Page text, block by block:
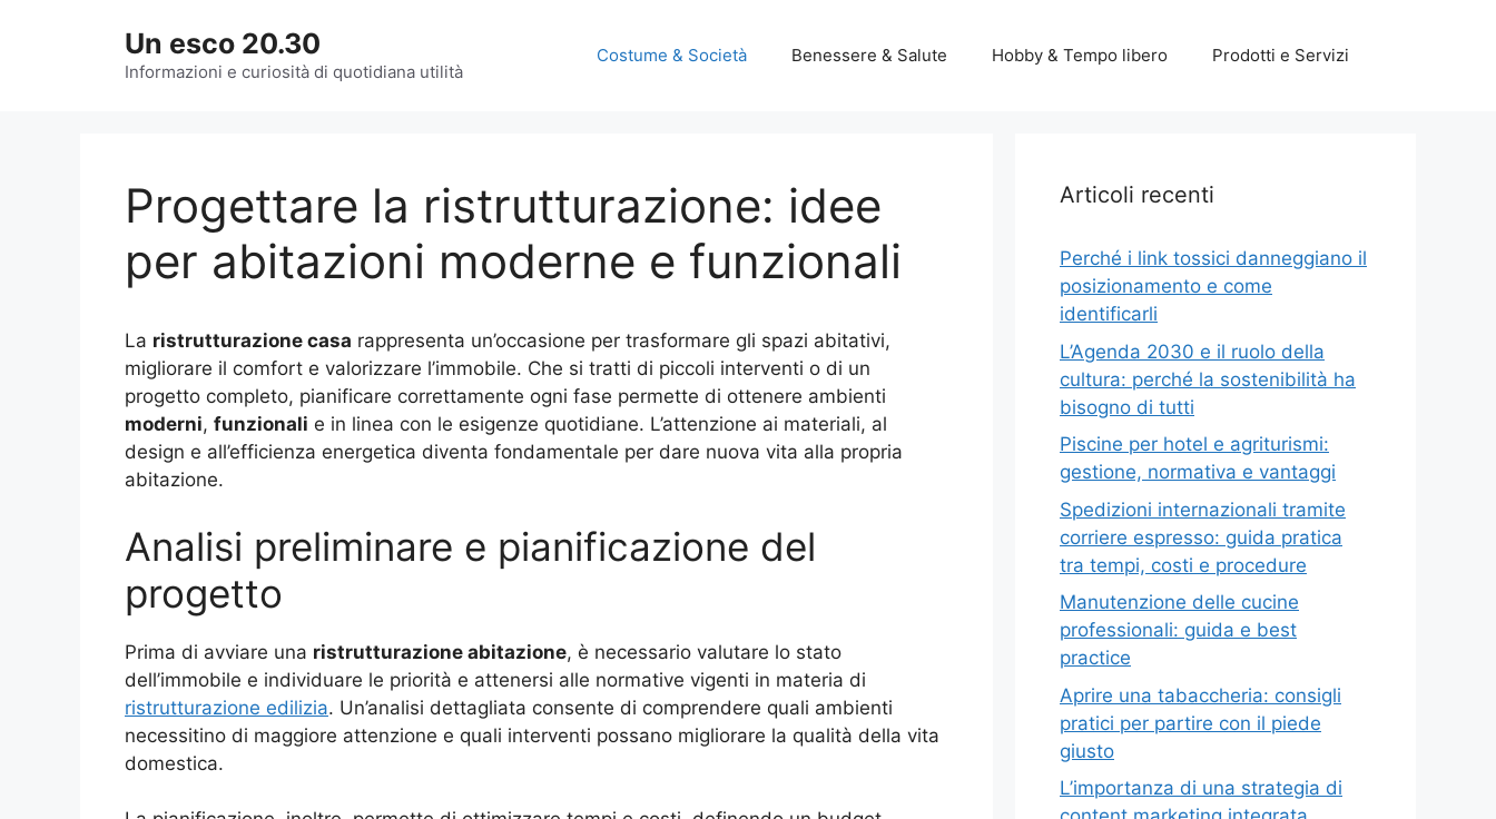
Un esco 20.30
Informazioni e curiosità di quotidiana utilità
Costume & Società Benessere & Salute Hobby & Tempo libero Prodotti e Servizi
Progettare la ristrutturazione: idee
per abitazioni moderne e funzionali
La ristrutturazione casa rappresenta un’occasione per trasformare gli spazi abitativi,
migliorare il comfort e valorizzare l’immobile. Che si tratti di piccoli interventi o di un
progetto completo, pianificare correttamente ogni fase permette di ottenere ambienti
moderni, funzionali e in linea con le esigenze quotidiane. L’attenzione ai materiali, al
design e all’efficienza energetica diventa fondamentale per dare nuova vita alla propria
abitazione.
Analisi preliminare e pianificazione del
progetto
Prima di avviare una ristrutturazione abitazione, è necessario valutare lo stato
dell’immobile e individuare le priorità e attenersi alle normative vigenti in materia di
ristrutturazione edilizia. Un’analisi dettagliata consente di comprendere quali ambienti
necessitino di maggiore attenzione e quali interventi possano migliorare la qualità della vita
domestica.
Articoli recenti
Perché i link tossici danneggiano il
posizionamento e come
identificarli
L’Agenda 2030 e il ruolo della
cultura: perché la sostenibilità ha
bisogno di tutti
Piscine per hotel e agriturismi:
gestione, normativa e vantaggi
Spedizioni internazionali tramite
corriere espresso: guida pratica
tra tempi, costi e procedure
Manutenzione delle cucine
professionali: guida e best
practice
Aprire una tabaccheria: consigli
pratici per partire con il piede
giusto
L’importanza di una strategia di